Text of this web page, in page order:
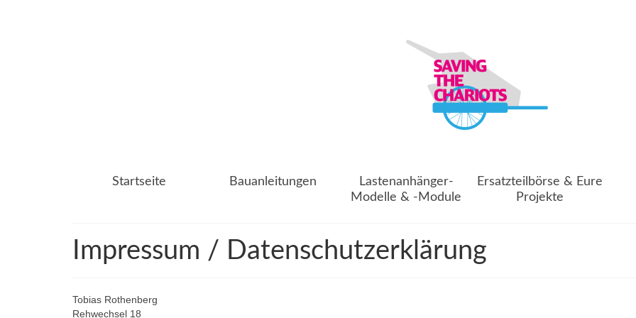
Startseite Bauanleitungen
Lastenanhänger-
Modelle & -Module
Ersatzteilbörse & Eure
Projekte
Impressum / Datenschutzerklärung
Tobias Rothenberg
Rehwechsel 18